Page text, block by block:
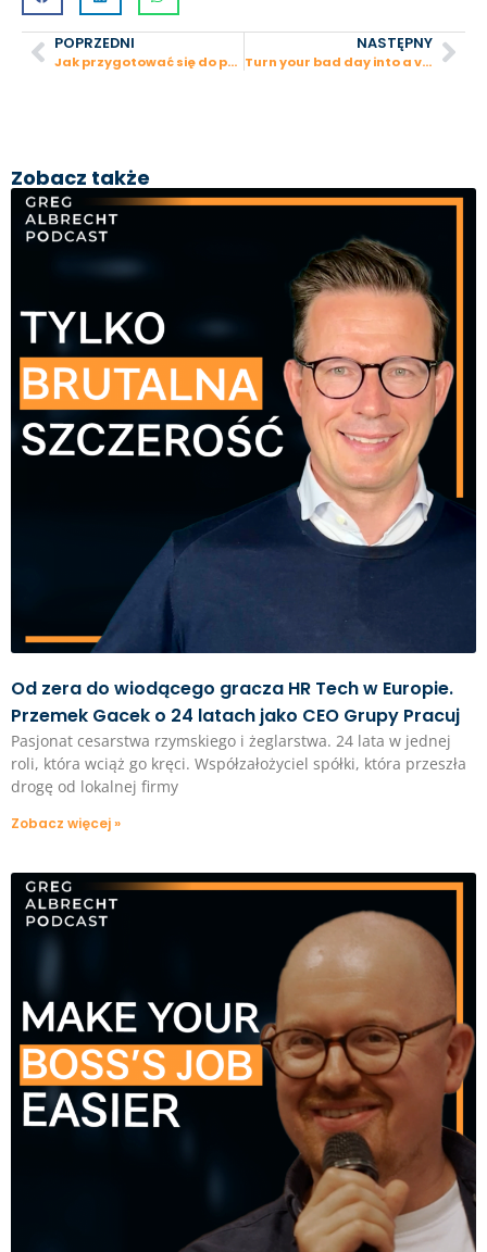
POPRZEDNI
Jak przygotować się do prezentacji inwestorskiej – poradnik
NASTĘPNY
Turn your bad day into a valuable day by…doing nothing
Zobacz także
Od zera do wiodącego gracza HR Tech w Europie.
Przemek Gacek o 24 latach jako CEO Grupy Pracuj
Pasjonat cesarstwa rzymskiego i żeglarstwa. 24 lata w jednej
roli, która wciąż go kręci. Współzałożyciel spółki, która przeszła
drogę od lokalnej firmy
Zobacz więcej »